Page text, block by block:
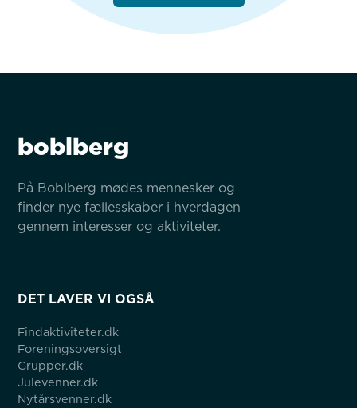
boblberg
På Boblberg mødes mennesker og
finder nye fællesskaber i hverdagen
gennem interesser og aktiviteter.
DET LAVER VI OGSÅ
Findaktiviteter.dk
Foreningsoversigt
Grupper.dk
Julevenner.dk
Nytårsvenner.dk